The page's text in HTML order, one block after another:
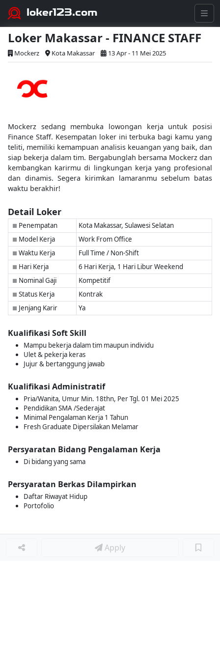
loker123.com
Loker Makassar - FINANCE STAFF
Mockerz Kota Makassar 13 Apr - 11 Mei 2025
Mockerz sedang membuka lowongan kerja untuk posisi
Finance Staff. Kesempatan loker ini terbuka bagi kamu yang
teliti, memiliki kemampuan analisis keuangan yang baik, dan
siap bekerja dalam tim. Bergabunglah bersama Mockerz dan
kembangkan karirmu di lingkungan kerja yang profesional
dan dinamis. Segera kirimkan lamaranmu sebelum batas
waktu berakhir!
Detail Loker
■ Penempatan Kota Makassar, Sulawesi Selatan
■ Model Kerja Work From Office
■ Waktu Kerja Full Time / Non-Shift
■ Hari Kerja 6 Hari Kerja, 1 Hari Libur Weekend
■ Nominal Gaji Kompetitif
■ Status Kerja Kontrak
■ Jenjang Karir Ya
Kualifikasi Soft Skill
Mampu bekerja dalam tim maupun individu
Ulet & pekerja keras
Jujur & bertanggung jawab
Kualifikasi Administratif
Pria/Wanita, Umur Min. 18thn, Per Tgl. 01 Mei 2025
Pendidikan SMA /Sederajat
Minimal Pengalaman Kerja 1 Tahun
Fresh Graduate Dipersilakan Melamar
Persyaratan Bidang Pengalaman Kerja
Di bidang yang sama
Persyaratan Berkas Dilampirkan
Daftar Riwayat Hidup
Portofolio
Apply